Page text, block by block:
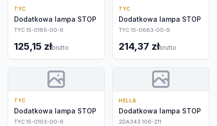
TYC
Dodatkowa lampa STOP
TYC 15-0185-00-9
125,15 złbrutto
TYC
Dodatkowa lampa STOP
TYC 15-0683-00-9
214,37 złbrutto
TYC
Dodatkowa lampa STOP
TYC 15-0103-00-9
HELLA
Dodatkowa lampa STOP
2DA343 106-211